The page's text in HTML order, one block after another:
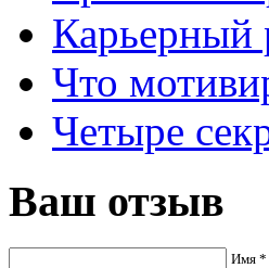
Карьерный
Что
Четыре
Ваш отзыв
Имя *